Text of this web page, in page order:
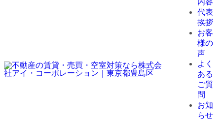
内容
代表
挨拶
お客
様の
声
よく
ある
ご質
問
お知
らせ